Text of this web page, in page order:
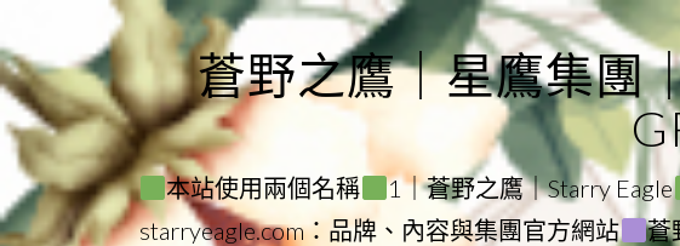
to
content
蒼野之鷹｜星鷹集團
本站使用兩個名稱 1｜蒼野之鷹｜Starry Eagle
starryeagle.com：品牌、內容與集團官方網站
蒼